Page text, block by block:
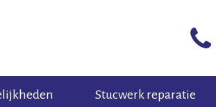
Stucwerk reparatie